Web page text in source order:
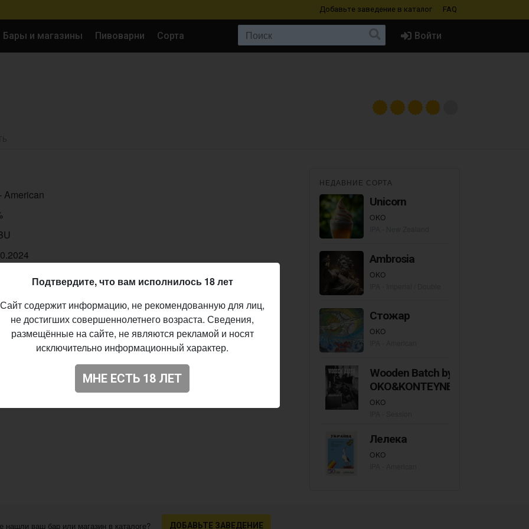
Добавьте заведение в каталог FAQ
Бары и магазины Пивоварни Сорта Войти
American
НЕДАВНИЕ СОРТА
Unicorn
OKO
Ambrosia
OKO
Стожар
OKO
Wooden Batch by
OKO&KONTEYNER
OKO
Лелека
OKO
нашли ваш бар или магазин в каталоге? ДОБАВЬТЕ ЗАВЕДЕНИЕ
Подтвердите, что вам исполнилось 18 лет
Сайт содержит информацию, не рекомендованную для лиц,
не достигших совершеннолетнего возраста. Сведения,
размещённые на сайте, не являются рекламой и носят
исключительно информационный характер.
МНЕ ЕСТЬ 18 ЛЕТ